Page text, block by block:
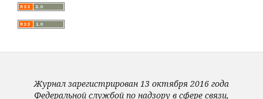
Журнал зарегистрирован 13 октября 2016 года
Федеральной службой по надзору в сфере связи,